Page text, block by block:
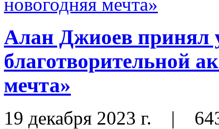
Алан Джиоев принял
благотворительной
мечта»
19 декабря 2023 г. |